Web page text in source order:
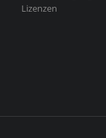
Lizenzen